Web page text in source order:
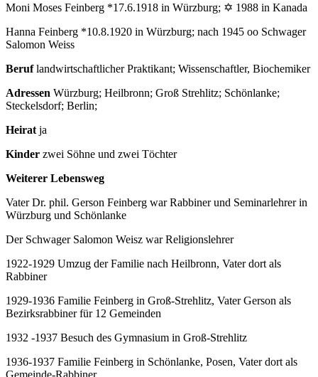
Moni Moses Feinberg *17.6.1918 in Würzburg; ✡ 1988 in Kanada
Hanna Feinberg *10.8.1920 in Würzburg; nach 1945 oo Schwager
Salomon Weiss
Beruflandwirtschaftlicher Praktikant; Wissenschaftler, Biochemiker
Adressen Würzburg; Heilbronn; Groß Strehlitz; Schönlanke;
Steckelsdorf; Berlin;
Heirat ja
Kinder zwei Söhne und zwei Töchter
Weiterer Lebensweg
Vater Dr. phil. Gerson Feinberg war Rabbiner und Seminarlehrer in
Würzburg und Schönlanke
Der Schwager Salomon Weisz war Religionslehrer
1922-1929 Umzug der Familie nach Heilbronn, Vater dort als
Rabbiner
1929-1936 Familie Feinberg in Groß-Strehlitz, Vater Gerson als
Bezirksrabbiner für 12 Gemeinden
1932 -1937 Besuch des Gymnasium in Groß-Strehlitz
1936-1937 Familie Feinberg in Schönlanke, Posen, Vater dort als
Gemeinde-Rabbiner